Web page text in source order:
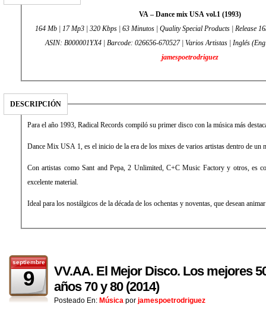
VA – Dance mix USA vol.1 (1993)
164 Mb | 17 Mp3 | 320 Kbps | 63 Minutos | Quality Special Products | Release
ASIN: B000001YX4 | Barcode: 026656-670527 | Varios Artistas | Inglés
jamespoetrodriguez
DESCRIPCIÓN
Para el año 1993, Radical Records compiló su primer disco con la música más
Dance Mix USA 1, es el inicio de la era de los mixes de varios artistas dentro de un
Con artistas como Sant and Pepa, 2 Unlimited, C+C Music Factory y otros, es
excelente material.
Ideal para los nostálgicos de la década de los ochentas y noventas, que desean
septiembre
9
VV.AA. El Mejor Disco. Los mejores
años 70 y 80 (2014)
Posteado En: Música por jamespoetrodriguez